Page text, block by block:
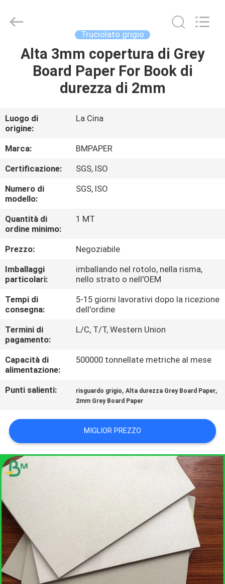
CASA.
PRODOTTI
SU
DI
NOI
VISITA
ALLA
FABBRICA
CONTROLLO
DELLA
QUALITÀ
CONTATTACI
NOTIZIE
DEL
SITO
POLITICA
SULLA
PRIVACY
GUANGZHOU
BMPAPER
Truciolato grigio
Alta 3mm copertura di Grey
Board Paper For Book di
durezza di 2mm
Luogo di
origine:
La Cina
Marca:
BMPAPER
Certificazione:
SGS, ISO
Numero di
modello:
SGS, ISO
Quantità di
ordine minimo:
1 MT
Prezzo:
Negoziabile
Imballaggi
particolari:
imballando nel rotolo, nella risma,
nello strato o nell'OEM
Tempi di
consegna:
5-15 giorni lavorativi dopo la ricezione
dell'ordine
Termini di
pagamento:
L/C, T/T, Western Union
Capacità di
alimentazione:
500000 tonnellate metriche al mese
Punti salienti: risguardo grigio,Alta durezza Grey Board Paper,
2mm Grey Board Paper
MIGLIOR PREZZO